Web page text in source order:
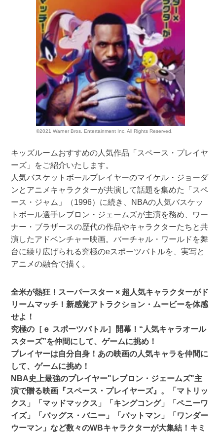
©2021 Warner Bros. Entertainment Inc. All Rights Reserved.
キッズルームおすすめの人気作品「スペース・プレイヤ
ーズ」をご紹介いたします。
人気バスケットボールプレイヤーのマイケル・ジョーダ
ンとアニメキャラクターが共演して話題を集めた「スペ
ース・ジャム」（1996）に続き、NBAの人気バスケッ
トボール選手レブロン・ジェームズが主演を務め、ワー
ナー・ブラザースの歴代の作品やキャラクターたちと共
演したアドベンチャー映画。バーチャル・ワールドを舞
台に繰り広げられる究極のeスポーツバトルを、実写と
アニメの融合で描く。
全米が熱狂！スーパースター × 超人気キャラクターがド
リームマッチ！新感覚アトラクション・ムービーを体感
せよ！
究極の［ｅ スポーツバトル］開幕！“人気キャラオール
スターズ”を仲間にして、ゲームに挑め！
プレイヤーは自分自身！あの映画の人気キャラを仲間に
して、ゲームに挑め！
NBA史上最強のプレイヤー"レブロン・ジェームズ"主
演で贈る映画『スペース・プレイヤーズ』。「マトリッ
クス」「マッドマックス」「キングコング」「ペニーワ
イズ」「バッグス・バニー」「バットマン」「ワンダー
ウーマン」など数々のWBキャラクターが大集結！キミ